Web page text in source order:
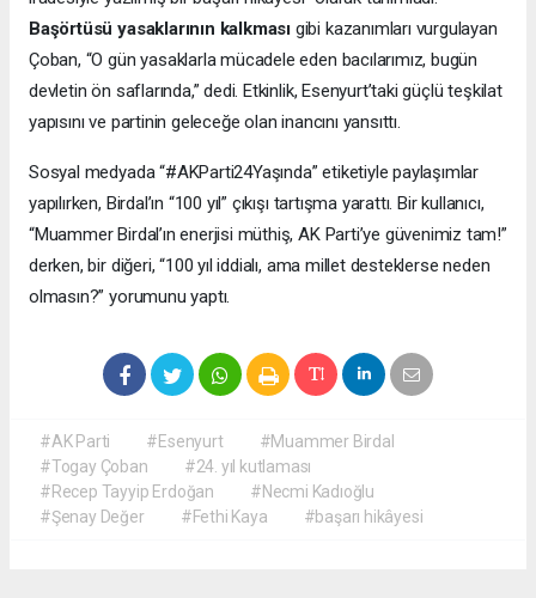
Başörtüsü yasaklarının kalkması gibi kazanımları vurgulayan
Çoban, “O gün yasaklarla mücadele eden bacılarımız, bugün
devletin ön saflarında,” dedi. Etkinlik, Esenyurt’taki güçlü teşkilat
yapısını ve partinin geleceğe olan inancını yansıttı.
Sosyal medyada “#AKParti24Yaşında” etiketiyle paylaşımlar
yapılırken, Birdal’ın “100 yıl” çıkışı tartışma yarattı. Bir kullanıcı,
“Muammer Birdal’ın enerjisi müthiş, AK Parti’ye güvenimiz tam!”
derken, bir diğeri, “100 yıl iddialı, ama millet desteklerse neden
olmasın?” yorumunu yaptı.
#AK Parti #Esenyurt
#Muammer Birdal
#Togay Çoban
#24. yıl kutlaması
#Recep Tayyip Erdoğan
#Necmi Kadıoğlu
#Şenay Değer
#Fethi Kaya #başarı hikâyesi